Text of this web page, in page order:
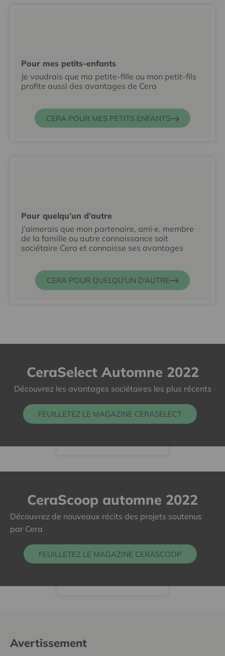
Pour mes petits-enfants
Je voudrais que ma petite-fille ou mon petit-fils
profite aussi des avantages de Cera
CERA POUR MES PETITS ENFANTS
Pour quelqu’un d’autre
J’aimerais que mon partenaire, ami·e, membre
de la famille ou autre connaissance soit
sociétaire Cera et connaisse ses avantages
CERA POUR QUELQU’UN D’AUTRE
CeraSelect Automne 2022
Découvrez les avantages sociétaires les plus récents
FEUILLETEZ LE MAGAZINE CERASELECT
CeraScoop automne 2022
Découvrez de nouveaux récits des projets soutenus
par Cera
FEUILLETEZ LE MAGAZINE CERASCOOP
Avertissement